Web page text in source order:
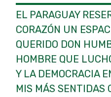
EL PARAGUAY
CORAZÓN UN
QUERIDO DON
HOMBRE QUE
Y LA DEMOCRACIA
MIS MÁS SENTIDAS